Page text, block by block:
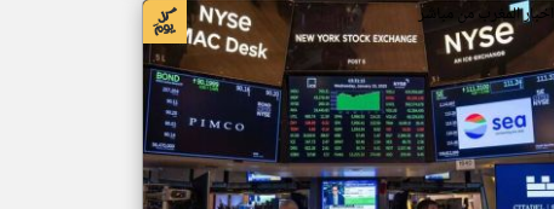
اخبار المغرب من مباشر